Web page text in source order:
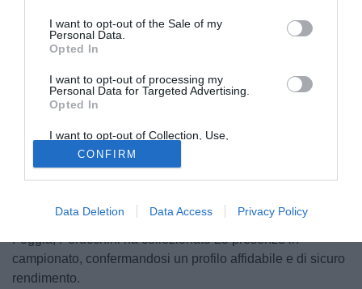
I want to opt-out of the Sale of my
Personal Data.
Opted In
I want to opt-out of processing my
Personal Data for Targeted Advertising.
Opted In
I want to opt-out of Collection, Use,
Retention, Sale, and/or Sharing of my
Personal Data that Is Unrelated with the
Purposes for which it was collected.
Opted Out
CONFIRM
Data Deletion Data Access Privacy Policy
© foto di Calcio Foggia 1920
vista della prossima stagione di Serie C. Il club pugliese è
infatti vicino a chiudere per l'arrivo di Filippo
Perucchini, portiere di grande esperienza per la
Le parti sono ormai a un passo dall'accordo definitivo: per
biennale. Reduce dall'ultima stagione con la maglia del
Foggia, Perucchini ha collezionato 25 presenze in
campionato, confermandosi un profilo affidabile e di sicuro
rendimento.